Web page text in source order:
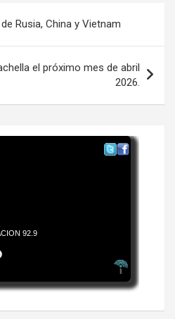
Rusia, China y Vietnam
el próximo mes de abril
2026.